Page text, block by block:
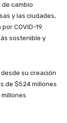
cambio
y las ciudades,
COVID-19.
sostenible y
su creación
de $524 millones